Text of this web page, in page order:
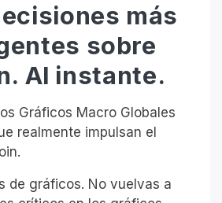
más
sobre
Al instante.
Gráficos Macro Globales
realmente impulsan el
de gráficos. No vuelvas a